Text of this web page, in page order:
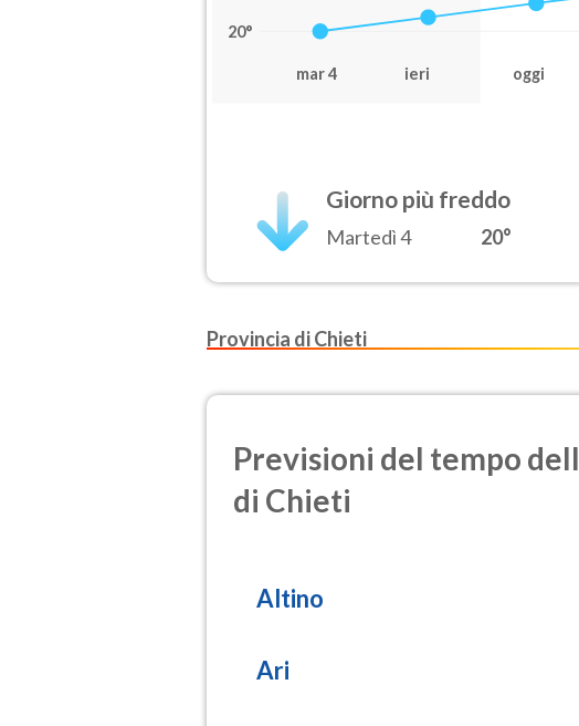
20°
mar 4 ieri oggi
Giorno più freddo
Martedì 4 20°
Provincia di Chieti
Previsioni del tempo
di Chieti
Altino
Ari